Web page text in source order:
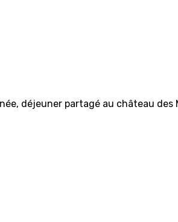
déjeuner partagé au château